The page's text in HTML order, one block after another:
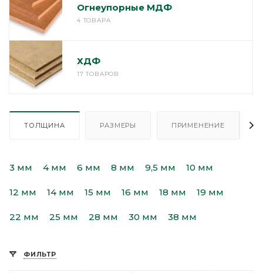
Огнеупорные МДФ
4 ТОВАРА
ХДФ
17 ТОВАРОВ
ТОЛЩИНА РАЗМЕРЫ ПРИМЕНЕНИЕ
3 мм 4 мм 6 мм 8 мм 9,5 мм 10 мм
12 мм 14 мм 15 мм 16 мм 18 мм 19 мм
22 мм 25 мм 28 мм 30 мм 38 мм
ФИЛЬТР